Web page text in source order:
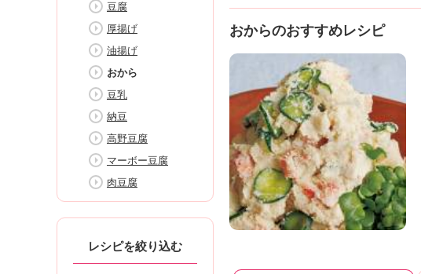
N
エ
デ
ュ
ケ
ー
シ
ョ
ナ
ル
「
豆腐
厚揚げ
油揚げ
おから
豆乳
納豆
高野豆腐
マーボー豆腐
肉豆腐
レシピを絞り込む
おからのおすすめレシピ